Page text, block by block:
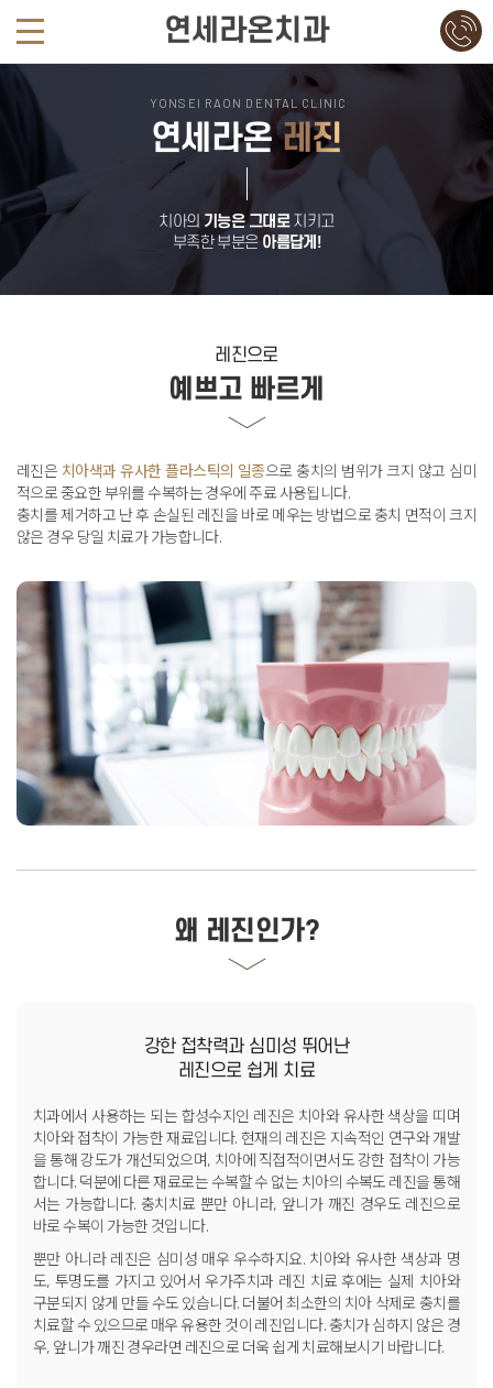
연세라온치과
YONSEI RAON DENTAL CLINIC
연세라온레진
치아의 기능은 그대로지키고
부족한 부분은 아름답게!
레진으로
예쁘고 빠르게
레진은 치아색과 유사한 플라스틱의 일종으로충치의 범위가 크지 않고 심미
적으로 중요한 부위를 수복하는 경우에 주료 사용됩니다.
충치를 제거하고 난 후 손실된 레진을 바로 메우는 방법으로 충치 면적이 크지
않은 경우 당일 치료가 가능합니다.
왜 레진인가?
강한 접착력과 심미성 뛰어난
레진으로 쉽게 치료
치과에서 사용하는 되는 합성수지인 레진은 치아와 유사한 색상을 띠며
치아와 접착이 가능한 재료입니다. 현재의 레진은 지속적인 연구와 개발
을 통해 강도가 개선되었으며, 치아에 직접적이면서도 강한 접착이 가능
합니다. 덕분에 다른 재료로는 수복할 수 없는 치아의 수복도 레진을 통해
서는 가능합니다. 충치치료 뿐만 아니라, 앞니가 깨진 경우도 레진으로
바로 수복이 가능한 것입니다.
뿐만 아니라 레진은 심미성 매우 우수하지요. 치아와 유사한 색상과 명
도, 투명도를 가지고 있어서 우가주치과 레진 치료 후에는 실제 치아와
구분되지 않게 만들 수도 있습니다. 더불어 최소한의 치아 삭제로 충치를
치료할 수 있으므로 매우 유용한 것이 레진입니다.충치가 심하지 않은 경
우, 앞니가 깨진 경우라면 레진으로 더욱 쉽게 치료해보시기 바랍니다.